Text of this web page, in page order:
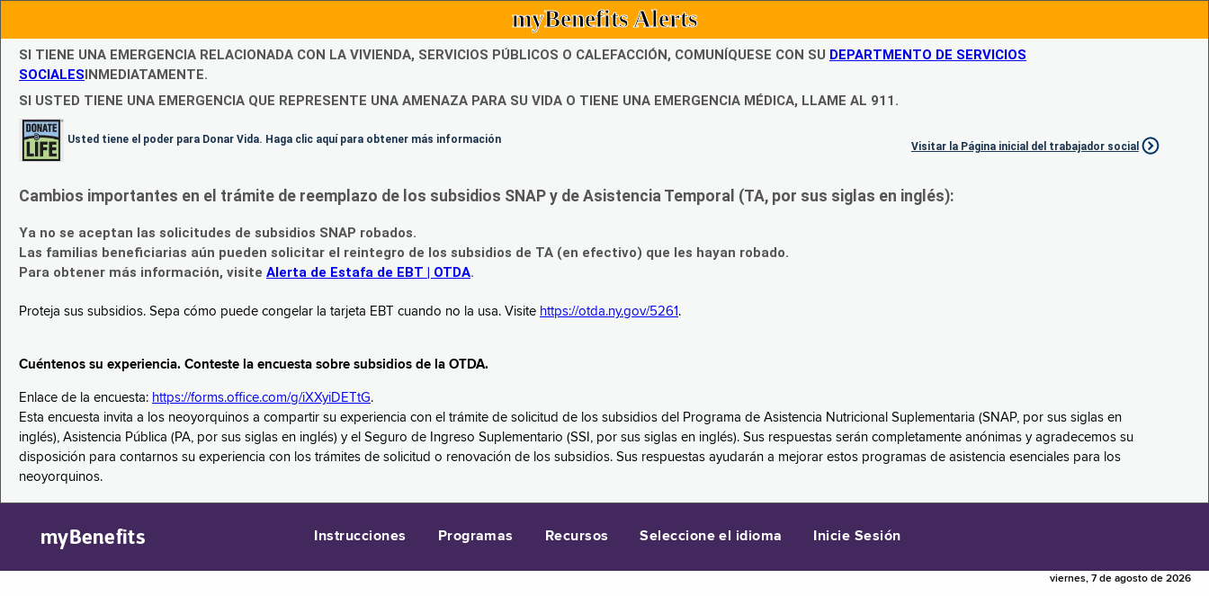
myBenefits Alerts
SI TIENE UNA EMERGENCIA RELACIONADA CON LA VIVIENDA, SERVICIOS PÚBLICOS O CALEFACCIÓN, COMUNÍQUESE CON SU DEPARTMENTO DE SERVICIOS
SOCIALESINMEDIATAMENTE.
SI USTED TIENE UNA EMERGENCIA QUE REPRESENTE UNA AMENAZA PARA SU VIDA O TIENE UNA EMERGENCIA MÉDICA, LLAME AL 911.
Usted tiene el poder para Donar Vida. Haga clic aquí para obtener más información
Visitar la Página inicial del trabajador social
Cambios importantes en el trámite de reemplazo de los subsidios SNAP y de Asistencia Temporal (TA, por sus siglas en inglés):
Ya no se aceptan las solicitudes de subsidios SNAP robados.
Las familias beneficiarias aún pueden solicitar el reintegro de los subsidios de TA (en efectivo) que les hayan robado.
Para obtener más información, visite Alerta de Estafa de EBT | OTDA.
Proteja sus subsidios. Sepa cómo puede congelar la tarjeta EBT cuando no la usa. Visite https://otda.ny.gov/5261 .
Cuéntenos su experiencia. Conteste la encuesta sobre subsidios de la OTDA.
Enlace de la encuesta: https://forms.office.com/g/iXXyiDETtG.
Esta encuesta invita a los neoyorquinos a compartir su experiencia con el trámite de solicitud de los subsidios del Programa de Asistencia Nutricional Suplementaria (SNAP, por sus siglas en
inglés), Asistencia Pública (PA, por sus siglas en inglés) y el Seguro de Ingreso Suplementario (SSI, por sus siglas en inglés). Sus respuestas serán completamente anónimas y agradecemos su
disposición para contarnos su experiencia con los trámites de solicitud o renovación de los subsidios. Sus respuestas ayudarán a mejorar estos programas de asistencia esenciales para los
neoyorquinos.
myBenefits Instrucciones Programas Recursos Seleccione el idioma Inicie Sesión
viernes, 7 de agosto de 2026